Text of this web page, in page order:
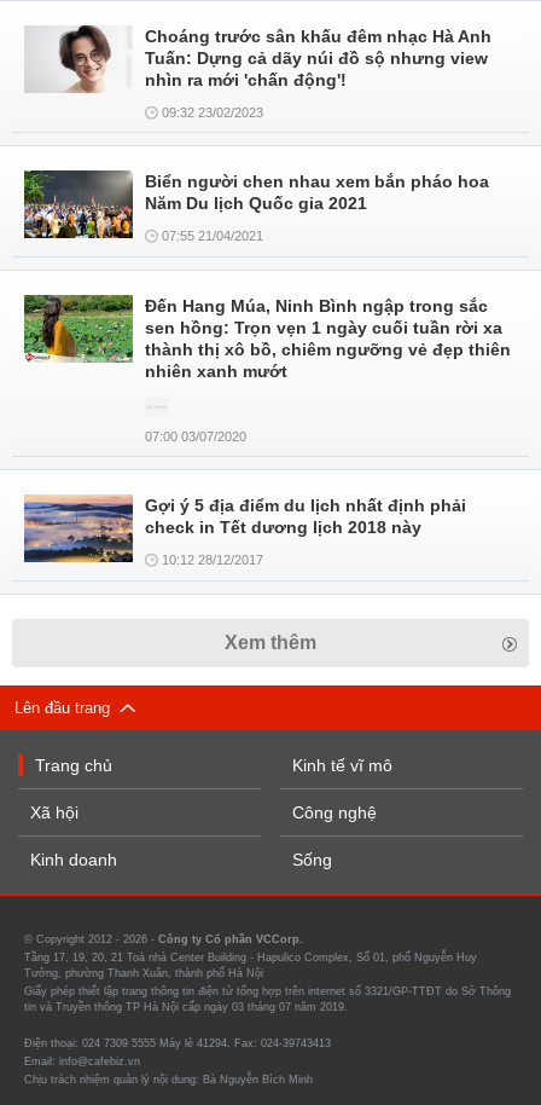
Choáng trước sân khấu đêm nhạc Hà Anh
Tuấn: Dựng cả dãy núi đồ sộ nhưng view
nhìn ra mới 'chấn động'!
09:32 23/02/2023
Biển người chen nhau xem bắn pháo hoa
Năm Du lịch Quốc gia 2021
07:55 21/04/2021
Đến Hang Múa, Ninh Bình ngập trong sắc
sen hồng: Trọn vẹn 1 ngày cuối tuần rời xa
thành thị xô bồ, chiêm ngưỡng vẻ đẹp thiên
nhiên xanh mướt
07:00 03/07/2020
Gợi ý 5 địa điểm du lịch nhất định phải
check in Tết dương lịch 2018 này
10:12 28/12/2017
Xem thêm
Lên đầu trang
Trang chủ
Xã hội
Kinh doanh
Kinh tế vĩ mô
Công nghệ
Sống
© Copyright 2012 - 2026 - Công ty Cổ phần VCCorp.
Tầng 17, 19, 20, 21 Toà nhà Center Building - Hapulico Complex, Số 01, phố Nguyễn Huy
Tưởng, phường Thanh Xuân, thành phố Hà Nội
Giấy phép thiết lập trang thông tin điện tử tổng hợp trên internet số 3321/GP-TTĐT do Sở Thông
tin và Truyền thông TP Hà Nội cấp ngày 03 tháng 07 năm 2019.
Điện thoại: 024 7309 5555 Máy lẻ 41294. Fax: 024-39743413
Email: info@cafebiz.vn
Chịu trách nhiệm quản lý nội dung: Bà Nguyễn Bích Minh